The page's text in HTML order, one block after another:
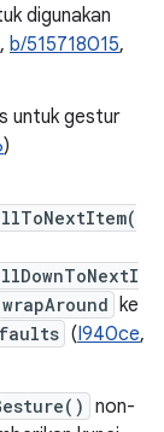
digunakan
, b/515718015,
untuk gestur
)
wrapAround ke
(I940ce,
non-